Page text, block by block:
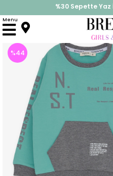
%30 Sepette Yaz
İndirimlere ek %10
Menu
Anasayfa Takımlar
%44